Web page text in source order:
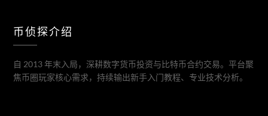
币侦探介绍
自 2013 年末入局，深耕数字货币投资与比特币合约交易。平台聚
焦币圈玩家核心需求，持续输出新手入门教程、专业技术分析。